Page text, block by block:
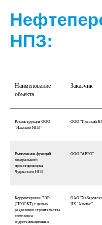
НПЗ:
Наименование
объекта
Заказчик
Реконструкция ООО
"Ильский НПЗ"
ООО "Ильский
Выполнение функций
генерального
проектировщика
Чудовского НПЗ
ООО "АВРО"
Корректировка ТЭО
(ПРОЕКТ) с целью
разделения строительства
комплекса
гидрогенизационных
ОАО
НК "Альянс"